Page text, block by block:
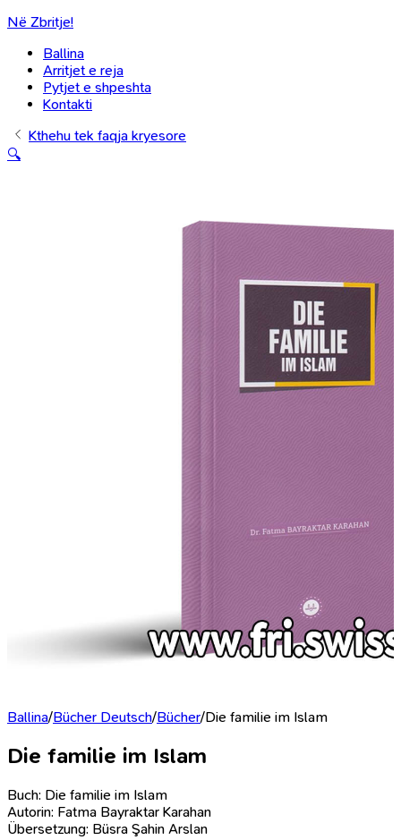
Në Zbritje!
Ballina
Arritjet e reja
Pytjet e shpeshta
Kontakti
Kthehu tek faqja kryesore
🔍
Ballina/Bücher Deutsch/Bücher/Die familie im Islam
Die familie im Islam
Buch: Die familie im Islam
Autorin: Fatma Bayraktar Karahan
Übersetzung: Büsra Şahin Arslan